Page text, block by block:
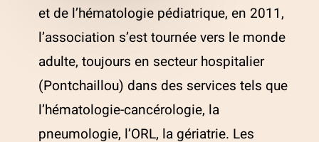
et de l’hématologie pédiatrique, en 2011,
l’association s’est tournée vers le monde
adulte, toujours en secteur hospitalier
(Pontchaillou) dans des services tels que
l’hématologie-cancérologie, la
pneumologie, l’ORL, la gériatrie. Les